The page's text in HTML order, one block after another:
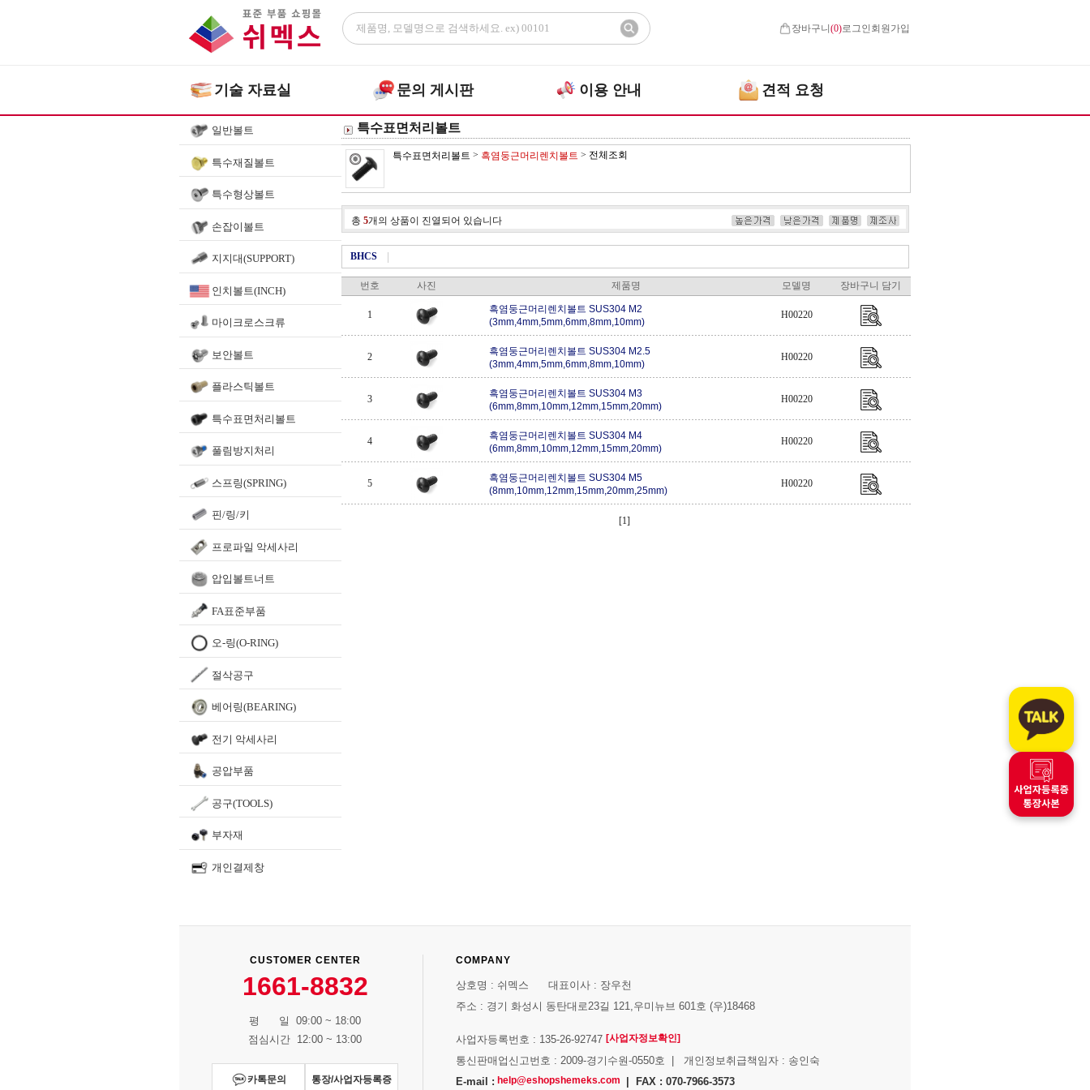
장바구니(0)로그인 회원가입
기술 자료실 문의 게시판 이용 안내 견적 요청
일반볼트
특수재질볼트
특수형상볼트
손잡이볼트
지지대(SUPPORT)
인치볼트(INCH)
마이크로스크류
보안볼트
플라스틱볼트
특수표면처리볼트
풀림방지처리
스프링(SPRING)
핀/링/키
프로파일 악세사리
압입볼트너트
FA표준부품
오-링(O-RING)
절삭공구
베어링(BEARING)
전기 악세사리
공압부품
공구(TOOLS)
부자재
개인결제창
특수표면처리볼트
특수표면처리볼트 > 흑염둥근머리렌치볼트 > 전체조회
총 5개의 상품이 진열되어 있습니다
BHCS
번호 사진 제품명 모델명 장바구니 담기
1
흑염둥근머리렌치볼트 SUS304 M2
(3mm,4mm,5mm,6mm,8mm,10mm)
H00220
2
흑염둥근머리렌치볼트 SUS304 M2.5
(3mm,4mm,5mm,6mm,8mm,10mm)
H00220
3
흑염둥근머리렌치볼트 SUS304 M3
(6mm,8mm,10mm,12mm,15mm,20mm)
H00220
4
흑염둥근머리렌치볼트 SUS304 M4
(6mm,8mm,10mm,12mm,15mm,20mm)
H00220
5
흑염둥근머리렌치볼트 SUS304 M5
(8mm,10mm,12mm,15mm,20mm,25mm)
H00220
[1]
CUSTOMER CENTER
1661-8832
평 일 09:00 ~ 18:00
점심시간 12:00 ~ 13:00
카톡문의 통장/사업자등록증
COMPANY
상호명 : 쉬멕스 대표이사 : 장우천
주소 : 경기 화성시 동탄대로23길 121,우미뉴브 601호 (우)18468
사업자등록번호 : 135-26-92747 [사업자정보확인]
통신판매업신고번호 : 2009-경기수원-0550호 | 개인정보취급책임자 : 송인숙
E-mail : help@eshopshemeks.com | FAX : 070-7966-3573